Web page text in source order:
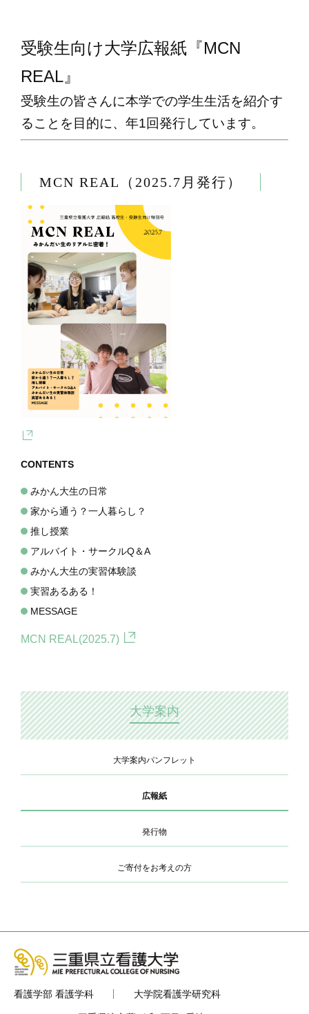
受験生向け大学広報紙『MCN
REAL』
受験生の皆さんに本学での学生生活を紹介す
ることを目的に、年1回発行しています。
MCN REAL（2025.7月発行）
CONTENTS
みかん大生の日常
家から通う？一人暮らし？
推し授業
アルバイト・サークルQ＆A
みかん大生の実習体験談
実習あるある！
MESSAGE
MCN REAL(2025.7)
大学案内
大学案内パンフレット
広報紙
発行物
ご寄付をお考えの方
看護学部 看護学科 大学院看護学研究科